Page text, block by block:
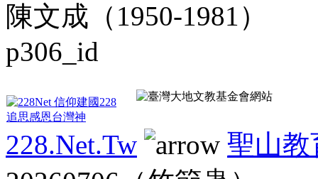
陳文成（1950-1981）
p306_id
228.Net.Tw
聖山教